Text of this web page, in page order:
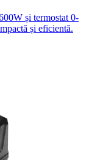
și termostat 0-
și eficientă.